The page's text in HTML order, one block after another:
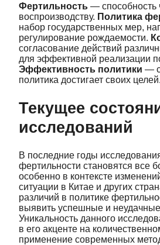
Фертильность — способность
воспроизводству. Политика
набор государственных мер,
регулирование рождаемости.
согласование действий
для эффективной реализации
Эффективность политики —
политика достигает своих целей.
Текущее
исследований
В последние годы
фертильности становятся все
особенно в контексте
ситуации в Китае и других
различий в политике
выявить успешные и неудачные
Уникальность данного
в его акценте на
применение современных